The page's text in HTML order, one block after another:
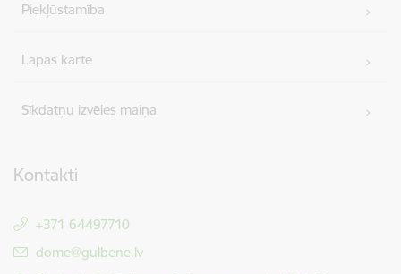
Piekļūstamība
Lapas karte
Sīkdatņu izvēles maiņa
Kontakti
+371 64497710
E-pasts:
dome@gulbene.lv